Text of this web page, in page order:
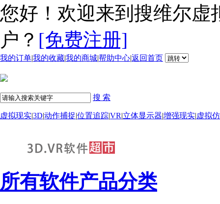
您好！欢迎来到搜维尔
户？ [免费注册]
我的订单|我的收藏|我的商城|帮助中心|返回首页
搜 索
虚拟现实|3D|动作捕捉|位置追踪|VR|立体显示器|增强现实|虚拟
所有软件产品分类